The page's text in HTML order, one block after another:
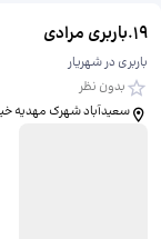
19
.باربری مرادی
باربری در شهریار
بدون نظر
سعیدآباد شهرک مهدیه